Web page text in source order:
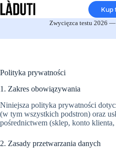
Przejdź
do
Kup
Zwycięzca testu 2026
Polityka prywatności
1. Zakres obowiązywania
Niniejsza polityka prywatności
(w tym wszystkich podstron) oraz
pośrednictwem (sklep, konto
2. Zasady przetwarzania danych